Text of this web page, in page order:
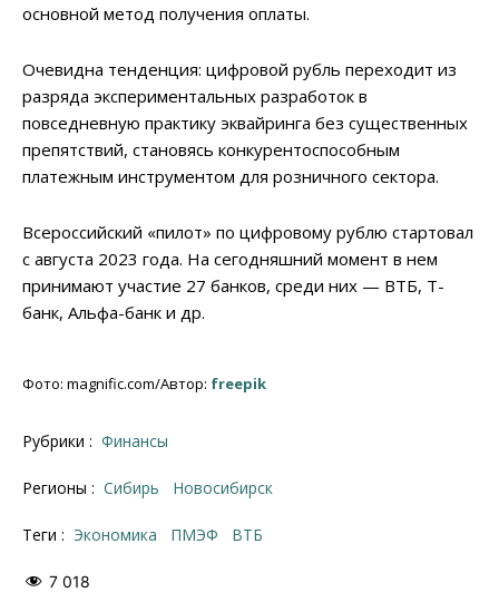
основной метод получения оплаты.
Очевидна тенденция: цифровой рубль переходит из
разряда экспериментальных разработок в
повседневную практику эквайринга без существенных
препятствий, становясь конкурентоспособным
платежным инструментом для розничного сектора.
Всероссийский «пилот» по цифровому рублю стартовал
с августа 2023 года. На сегодняшний момент в нем
принимают участие 27 банков, среди них — ВТБ, Т-
банк, Альфа-банк и др.
Фото: magnific.com/Автор: freepik
Рубрики : Финансы
Регионы : Сибирь Новосибирcк
Теги : Экономика ПМЭФ ВТБ
7 018